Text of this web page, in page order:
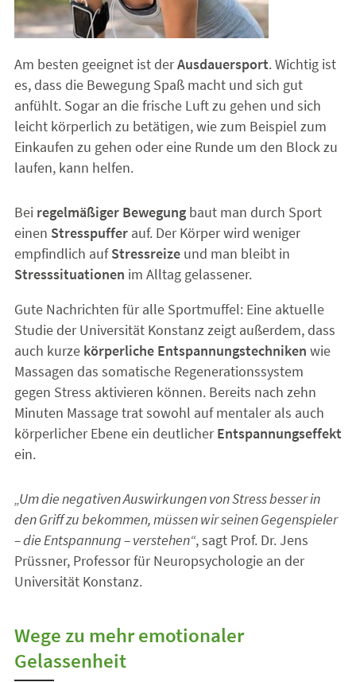
Am besten geeignet ist derAusdauersport. Wichtig ist
es, dass die Bewegung Spaß macht und sich gut
anfühlt. Sogar an die frische Luft zu gehen und sich
leicht körperlich zu betätigen, wie zum Beispiel zum
Einkaufen zu gehen oder eine Runde um den Block zu
laufen, kann helfen.
Bei regelmäßiger Bewegungbaut man durch Sport
einen Stresspuffer auf. Der Körper wird weniger
empfindlich aufStressreize und man bleibt in
Stresssituationen im Alltag gelassener.
Gute Nachrichten für alle Sportmuffel: Eine aktuelle
Studie der Universität Konstanz zeigt außerdem, dass
auch kurze körperliche Entspannungstechniken wie
Massagen das somatische Regenerationssystem
gegen Stress aktivieren können. Bereits nach zehn
Minuten Massage trat sowohl auf mentaler als auch
körperlicher Ebene ein deutlicherEntspannungseffekt
ein.
„Um die negativen Auswirkungen von Stress besser in
den Griff zu bekommen, müssen wir seinen Gegenspieler
– die Entspannung – verstehen“, sagt Prof. Dr. Jens
Prüssner, Professor für Neuropsychologie an der
Universität Konstanz.
Wege zu mehr emotionaler
Gelassenheit